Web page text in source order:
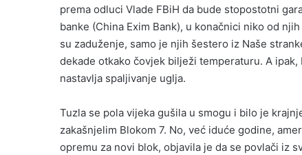
prema odluci Vlade FBiH da bude stopostotni
banke (China Exim Bank), u konačnici niko od
su zaduženje, samo je njih šestero iz Naše
dekade otkako čovjek bilježi temperaturu. A
nastavlja spaljivanje uglja.
Tuzla se pola vijeka gušila u smogu i bilo je
zakašnjelim Blokom 7. No, već iduće godine,
opremu za novi blok, objavila je da se povlači iz